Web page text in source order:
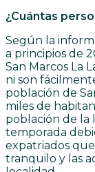
¿Cuántas
Según la
a principios de
San Marcos La
ni son
población de
miles de
población de la
temporada
expatriados
tranquilo y las